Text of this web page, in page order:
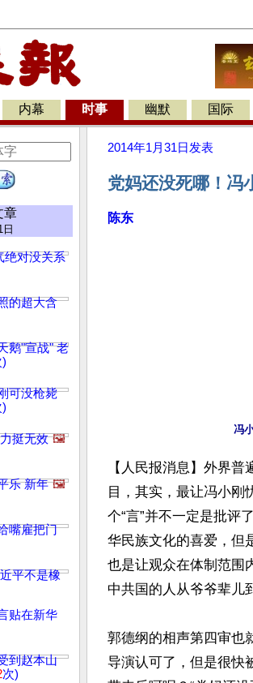
内幕 时事 幽默 国际
章
绝对没关系
的超大含
鹅"宣战" 老
)
可没枪毙
)
挺无效 🖼️
乐 新年 🖼️
嘴雇把门
平不是橡
贴在新华
到赵本山
次)
2014年1月31日 发表
党妈还没死哪！冯
陈东
冯
【人民报消息】外界
目，其实，最让冯小刚
个“言”并不一定是批评
华民族文化的喜爱，但
也是让观众在体制范围
中共国的人从爷爷辈儿
郭德纲的相声第四审也
导演认可了，但是很快